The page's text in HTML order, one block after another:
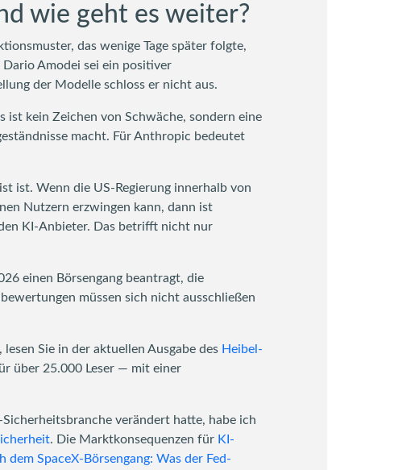
wie geht es weiter?
das wenige Tage später folgte,
Amodei sei ein positiver
der Modelle schloss er nicht aus.
ist kein Zeichen von Schwäche, sondern eine
macht. Für Anthropic bedeutet
ist. Wenn die US-Regierung innerhalb von
Nutzern erzwingen kann, dann ist
KI-Anbieter. Das betrifft nicht nur
einen Börsengang beantragt, die
müssen sich nicht ausschließen
Sie in der aktuellen Ausgabe des Heibel-
über 25.000 Leser — mit einer
verändert hatte, habe ich
. Die Marktkonsequenzen für KI-
dem SpaceX-Börsengang: Was der Fed-